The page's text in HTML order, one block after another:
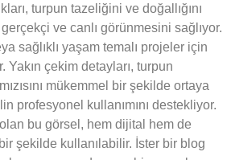
turpun tazeliğini ve doğallığını
ve canlı görünmesini sağlıyor.
sağlıklı yaşam temalı projeler için
çekim detayları, turpun
mükemmel bir şekilde ortaya
profesyonel kullanımını destekliyor.
bu görsel, hem dijital hem de
şekilde kullanılabilir. İster bir blog